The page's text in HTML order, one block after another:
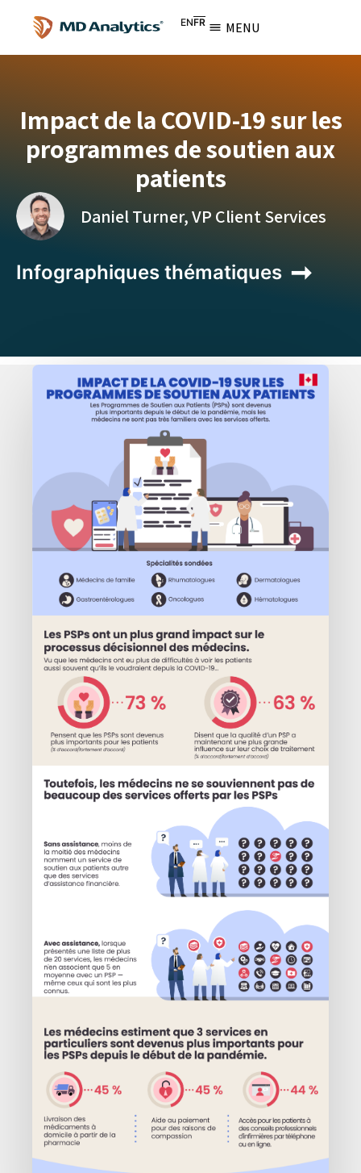
ENFR MENU
Impact de la COVID-19 sur les
programmes de soutien aux
patients
Daniel Turner, VP Client Services
Infographiques thématiques